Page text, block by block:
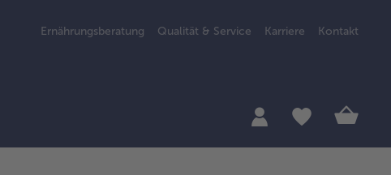
Ernährungsberatung Qualität & Service Karriere Kontakt